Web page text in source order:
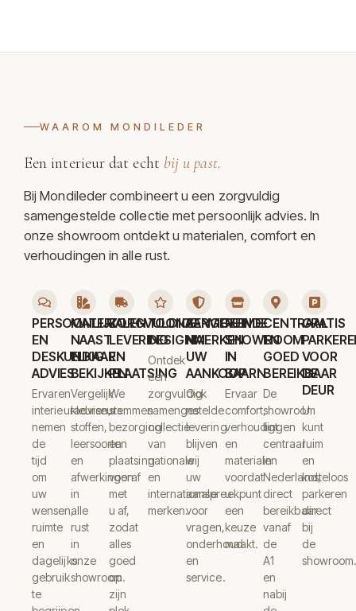
WAAROM MONDILEDER
Een interieur dat echt bij u past.
Bij Mondileder combineert u een zorgvuldig
samengestelde collectie met persoonlijk advies. In
onze showroom ontdekt u materialen, comfort en
verhoudingen in alle rust.
PERSOONLIJK
EN
DESKUNDIG
ADVIES
Ervaren
interieuradviseurs
nemen
de
tijd
om
uw
wensen,
ruimte
en
dagelijks
gebruik
te
MATERIALEN
NAAST
ELKAAR
BEKIJKEN
Vergelijk
kleuren,
stoffen,
leersoorten
en
afwerkingen
in
alle
rust
in
onze
showroom.
ZORGVULDIGE
LEVERING
EN
PLAATSING
We
stemmen
bezorging
en
plaatsing
vooraf
met
u af,
zodat
alles
goed
op
zijn
TOONAANGEVENDE
DESIGNMERKEN
Ontdek
een
zorgvuldig
samengestelde
collectie
van
nationale
en
internationale
merken.
SERVICE
NA
UW
AANKOOP
Ook
na
levering
blijven
wij
uw
aanspreekpunt
voor
vragen,
onderhoud
en
service.
RUIME
SHOWROOM
IN
BAARN
Ervaar
comfort,
verhoudingen
en
materialen
voordat
u
een
keuze
maakt.
CENTRAAL
EN
GOED
BEREIKBAAR
De
showroom
ligt
centraal
in
Nederland,
direct
bereikbaar
vanaf
de
A1
en
nabij
GRATIS
VOOR
DE
DEUR
U
kunt
ruim
en
kosteloos
parkeren
direct
bij
de